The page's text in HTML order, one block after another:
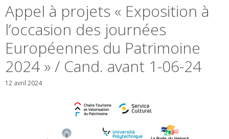
Appel à projets « Exposition à
l’occasion des journées
Européennes du Patrimoine
2024 » / Cand. avant 1-06-24
12 avril 2024